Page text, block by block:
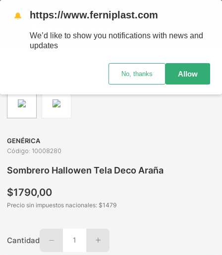
GENÉRICA
Código: 10008280
Sombrero Hallowen Tela Deco Araña
$1790,00
Precio sin impuestos nacionales: $1479
Cantidad 1
🔔 https://www.ferniplast.com
We’d like to show you notifications with news and
updates
No, thanks Allow